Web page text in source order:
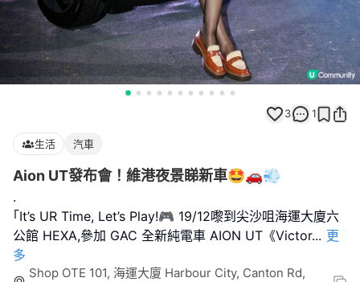
3 1
生活 汽車
Aion UT發布會！維港夜景睇新車🤩🚗💨
.
｢It’s UR Time, Let’s Play!🎮 19/12嚟到尖沙咀海運大廈六
公館 HEXA,參加 GAC 全新純電車 AION UT《Victor... 更
多
Shop OTE 101, 海運大廈 Harbour City, Canton Rd,